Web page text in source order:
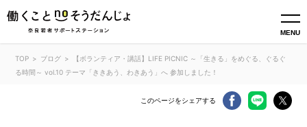
MENU
TOP ブログ
【ボランティア・講話】LIFE PICNIC ～「生きる」をめぐる、ぐるぐ
る時間～ vol.10 テーマ「ききあう、わきあう」へ 参加しました！
このページをシェアする